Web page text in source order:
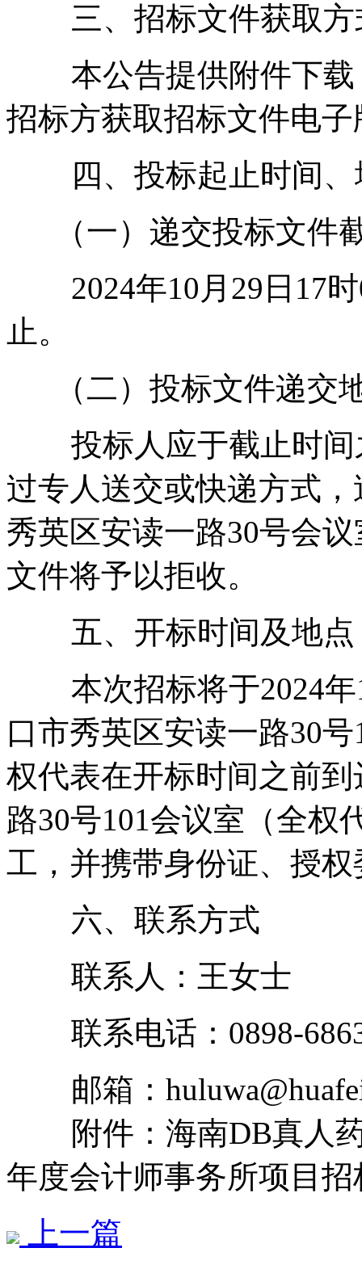
三、招标文件获取
本公告提供附件下载
招标方获取招标文件电子
四、投标起止时间
（一）递交投标文件截
2024年10月29日17时
止。
（二）投标文件递交地点
投标人应于截止时间
过专人送交或快递方式
秀英区安读一路30号会
文件将予以拒收。
五、开标时间及地点
本次招标将于2024年
口市秀英区安读一路30号
权代表在开标时间之前
路30号101会议室（全权
工，并携带身份证、
六、联系方式
联系人：王女士
联系电话：0898-
邮箱：
附件：海南DB真人
年度会计师事务所项目招
上一篇